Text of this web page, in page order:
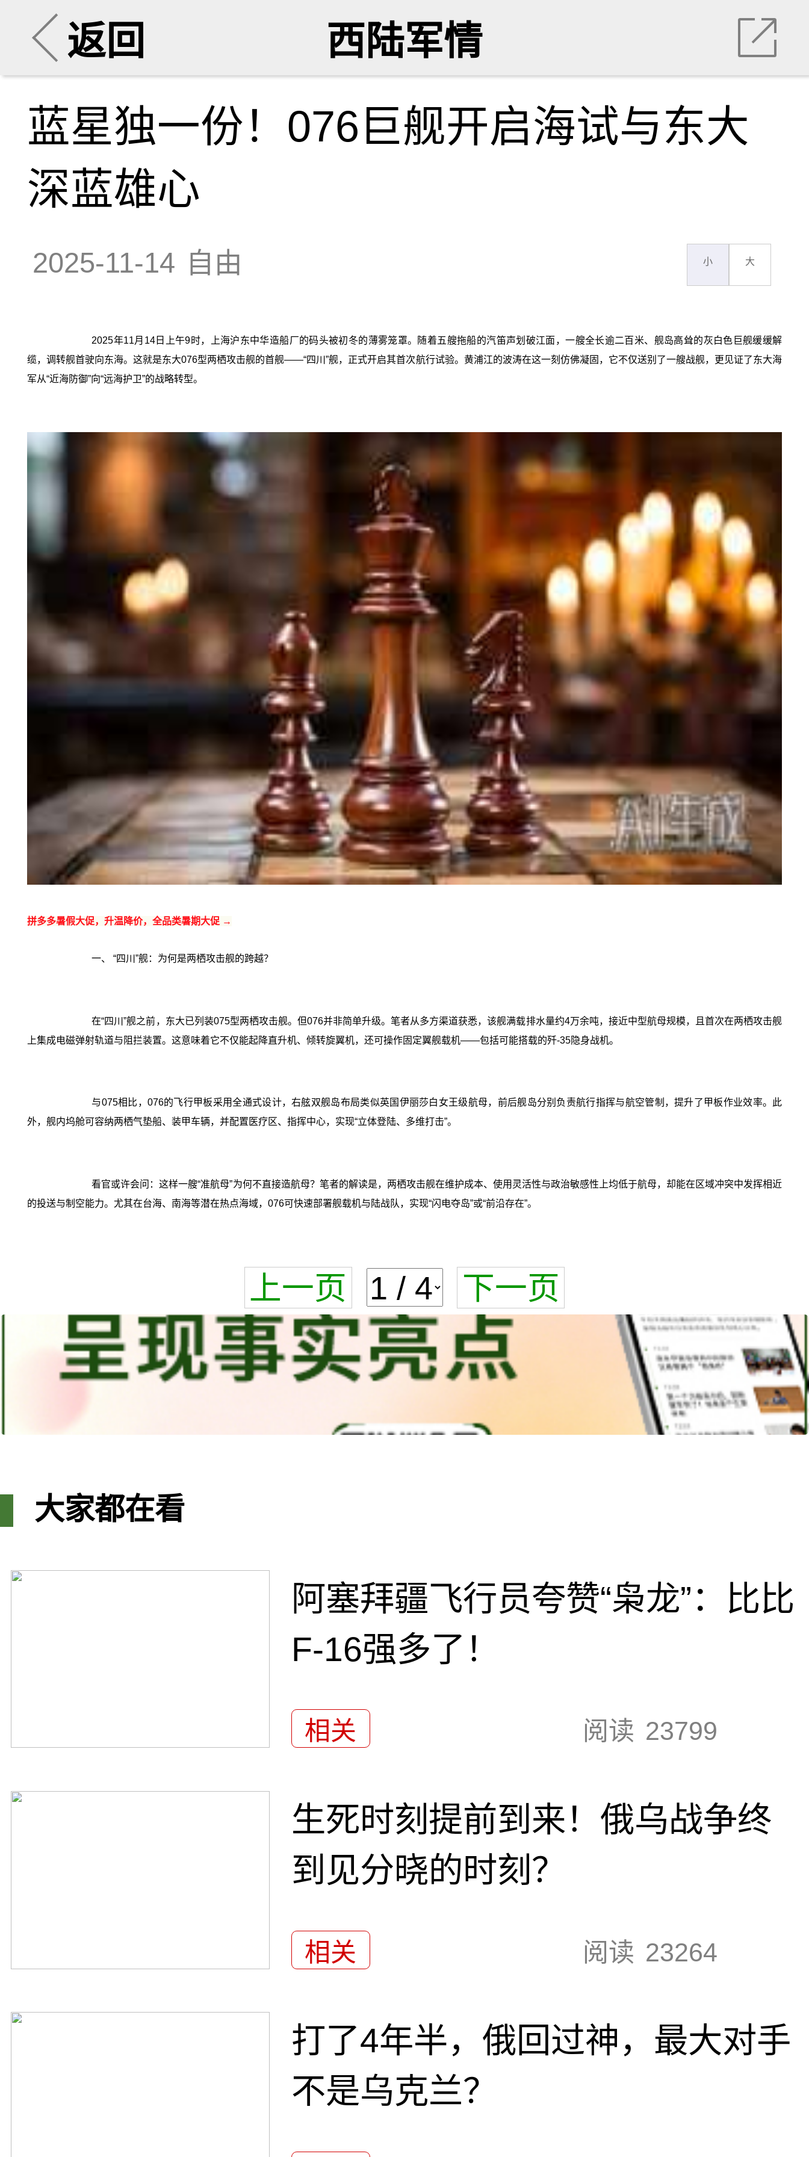
返回 西陆军情
蓝星独一份！076巨舰开启海试与东大
深蓝雄心
2025-11-14 自由 小 大
2025年11月14日上午9时，上海沪东中华造船厂的码头被初冬的薄雾笼罩。随着五艘拖船的汽笛声划破江面，一艘全长逾二百米、舰岛高耸的灰白色巨舰缓缓解
缆，调转舰首驶向东海。这就是东大076型两栖攻击舰的首舰——‍“四川”舰，正式开启其首次航行试验。黄浦江的波涛在这一刻仿佛凝固，它不仅送别了一艘战舰，更见证了东大海
军从“近海防御”向“远海护卫”的战略转型。
拼多多暑假大促，升温降价，全品类暑期大促 →
一、 “四川”舰：为何是两栖攻击舰的跨越？
在“四川”舰之前，东大已列装075型两栖攻击舰。但076并非简单升级。笔者从多方渠道获悉，该舰满载排水量约4万余吨，接近中型航母规模，且首次在两栖攻击舰
上集成电磁弹射轨道与阻拦装置。这意味着它不仅能起降直升机、倾转旋翼机，还可操作固定翼舰载机——包括可能搭载的歼‑35隐身战机。
与075相比，076的飞行甲板采用全通式设计，右舷双舰岛布局类似英国伊丽莎白女王级航母，前后舰岛分别负责航行指挥与航空管制，提升了甲板作业效率。此
外，舰内坞舱可容纳两栖气垫船、装甲车辆，并配置医疗区、指挥中心，实现“立体登陆、多维打击”。
看官或许会问：这样一艘“准航母”为何不直接造航母？笔者的解读是，两栖攻击舰在维护成本、使用灵活性与政治敏感性上均低于航母，却能在区域冲突中发挥相近
的投送与制空能力。尤其在台海、南海等潜在热点海域，076可快速部署舰载机与陆战队，实现“闪电夺岛”或“前沿存在”。
上一页 下一页
大家都在看
阿塞拜疆飞行员夸赞“枭龙”：比比
F-16强多了！
相关 阅读 23799
生死时刻提前到来！俄乌战争终
到见分晓的时刻？
相关 阅读 23264
打了4年半，俄回过神，最大对手
不是乌克兰？